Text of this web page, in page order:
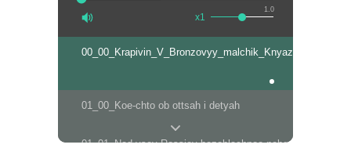
1.0
x1
00_00_Krapivin_V_Bronzovyy_malchik_Knyazev_I
01_00_Koe-chto ob ottsah i detyah
01_01_Nad vsey Rossiey bezoblachnoe nebo